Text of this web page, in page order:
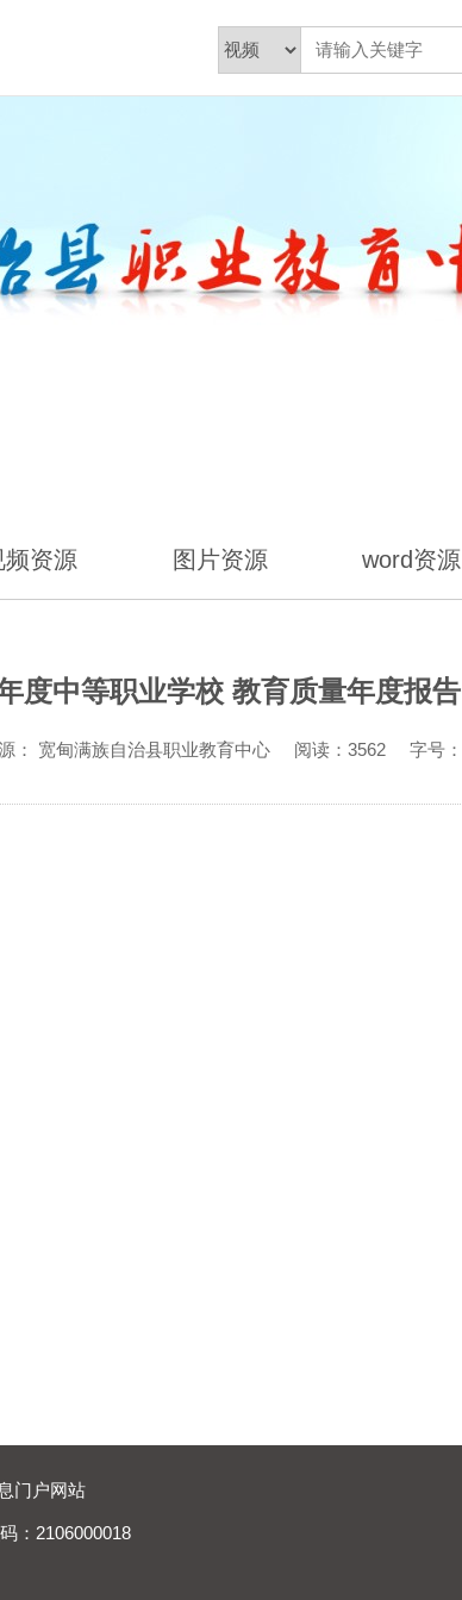
频资源 图片资源 word资源
度中等职业学校 教育质量年度报告
： 宽甸满族自治县职业教育中心 阅读：3562 字号：
门户网站
：2106000018